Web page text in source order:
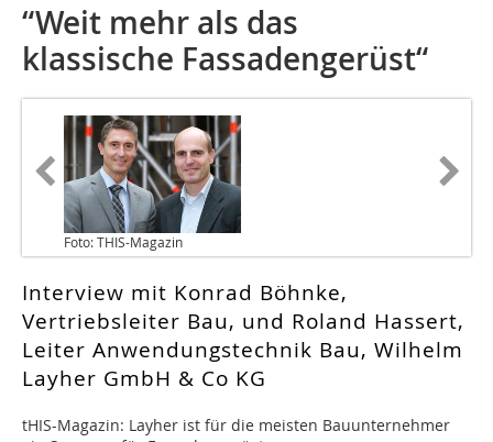
“Weit mehr als das
klassische Fassadengerüst“
Foto: THIS-Magazin
Interview mit Konrad Böhnke,
Vertriebsleiter Bau, und Roland Hassert,
Leiter Anwendungstechnik Bau, Wilhelm
Layher GmbH & Co KG
tHIS-Magazin: Layher ist für die meisten Bauunternehmer